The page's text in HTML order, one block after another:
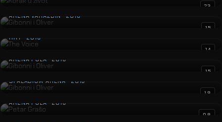
23
Gibonni i Oliver
ARENA VARAŽDIN · 2016
15
The Voice
HRT · 2016
14
Gibonni i Oliver
ARENA PULA · 2016
15
Gibonni i Oliver
SPALADIUM ARENA · 2016
19
Petar Grašo
ARENA PULA · 2016
08
Gibonni